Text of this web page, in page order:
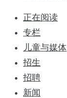
正在阅读
专栏
儿童与媒体
招生
招聘
新闻